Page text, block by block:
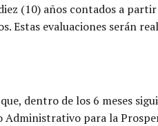
(10) años contados a
Estas evaluaciones serán
dentro de los 6 meses
para la